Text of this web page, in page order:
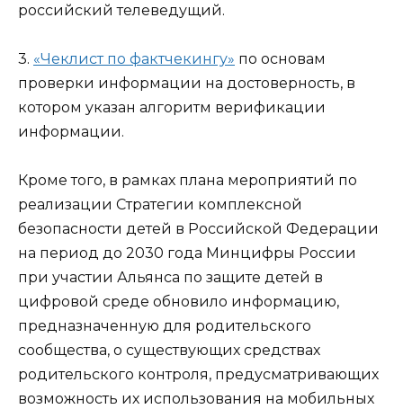
российский телеведущий.
3. «Чеклист по фактчекингу» по основам
проверки информации на достоверность, в
котором указан алгоритм верификации
информации.
Кроме того, в рамках плана мероприятий по
реализации Стратегии комплексной
безопасности детей в Российской Федерации
на период до 2030 года Минцифры России
при участии Альянса по защите детей в
цифровой среде обновило информацию,
предназначенную для родительского
сообщества, о существующих средствах
родительского контроля, предусматривающих
возможность их использования на мобильных